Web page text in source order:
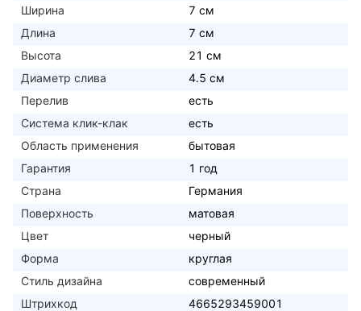
Ширина
7 см
Длина
7 см
Высота
21 см
Диаметр слива
4.5 см
Перелив
есть
Система клик-клак
есть
Область применения
бытовая
Гарантия
1 год
Страна
Германия
Поверхность
матовая
Цвет
черный
Форма
круглая
Стиль дизайна
современный
Штрихкод
4665293459001